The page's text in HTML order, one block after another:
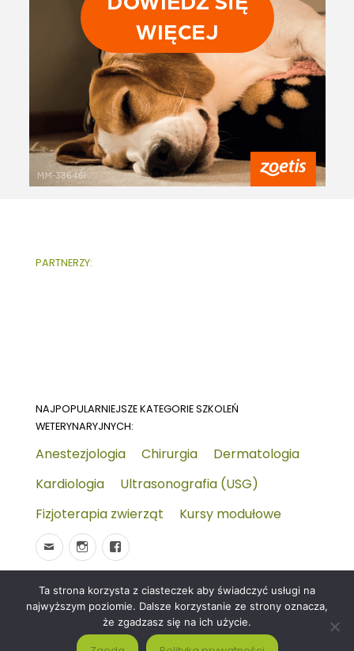
PARTNERZY:
NAJPOPULARNIEJSZE KATEGORIE SZKOLEŃ
WETERYNARYJNYCH:
Anestezjologia Chirurgia
Dermatologia
Kardiologia
Ultrasonografia (USG)
Fizjoterapia zwierząt
Kursy modułowe
© 2026Wydarzenia-wet.pl
Polityka prywatności i
RODO
Czym jest strona KALENDARZ WYDARZEŃ
WETERYNARYJNYCH?
Ta strona korzysta z ciasteczek aby świadczyć usługi na
najwyższym poziomie. Dalsze korzystanie ze strony oznacza,
że zgadzasz się na ich użycie.